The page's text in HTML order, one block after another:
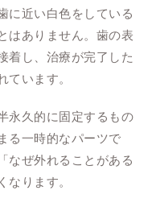
に近い白色をしている
はありません。歯の表
着し、治療が完了した
ています。
永久的に固定するもの
る一時的なパーツで
なぜ外れることがある
なります。